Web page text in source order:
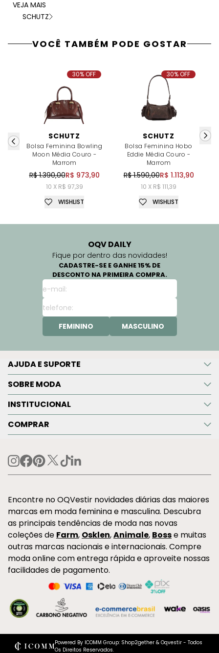
VEJA MAIS
SCHUTZ
VOCÊ TAMBÉM PODE GOSTAR
SCHUTZ
Bolsa Feminina Bowling
Moon Média Couro -
Marrom
R$ 1.390,00R$ 973,90
10 X R$ 97,39
30% OFF
WISHLIST
SCHUTZ
Bolsa Feminina Hobo
Eddie Média Couro -
Marrom
R$ 1.590,00R$ 1.113,90
10 X R$ 111,39
30% OFF
WISHLIST
OQV DAILY
Fique por dentro das novidades!
CADASTRE-SE E GANHE 15% DE
DESCONTO NA PRIMEIRA COMPRA.
FEMININO MASCULINO
AJUDA E SUPORTE
SOBRE MODA
INSTITUCIONAL
COMPRAR
Encontre no OQVestir novidades diárias das maiores
marcas em moda feminina e masculina. Descubra
as principais tendências de moda nas novas
coleções de Farm, Osklen,Animale, Bosse muitas
outras marcas nacionais e internacionais. Compre
moda online com entrega rápida e aproveite nossas
facilidades de pagamento.
Powered By ICOMM Group: Shop2gether & Oqvestir - Todos
Os Direitos Reservados.